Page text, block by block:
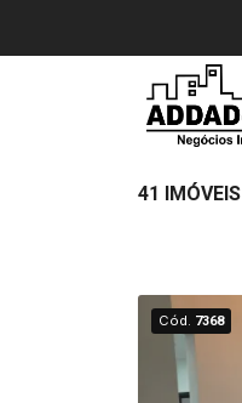
41 IMÓVEIS
Cód. 7368